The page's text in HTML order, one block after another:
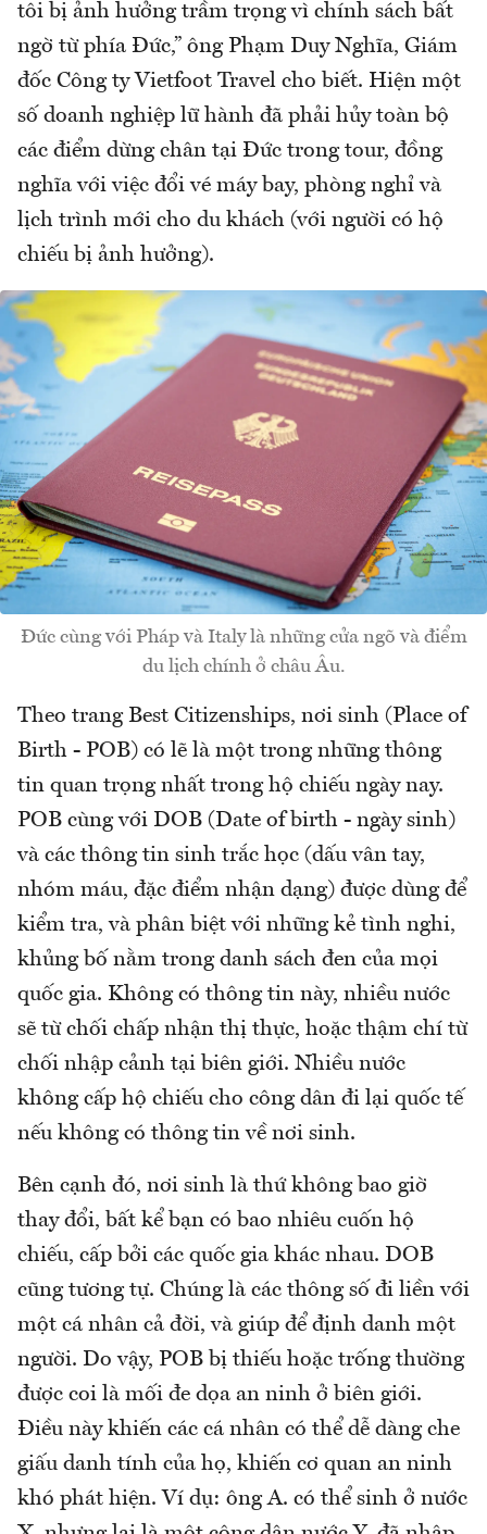
tôi bị ảnh hưởng trầm trọng vì chính sách bất
ngờ từ phía Đức,” ông Phạm Duy Nghĩa, Giám
đốc Công ty Vietfoot Travel cho biết. Hiện một
số doanh nghiệp lữ hành đã phải hủy toàn bộ
các điểm dừng chân tại Đức trong tour, đồng
nghĩa với việc đổi vé máy bay, phòng nghỉ và
lịch trình mới cho du khách (với người có hộ
chiếu bị ảnh hưởng).
Đức cùng với Pháp và Italy là những cửa ngõ và điểm
du lịch chính ở châu Âu.
Theo trang Best Citizenships, nơi sinh (Place of
Birth - POB) có lẽ là một trong những thông
tin quan trọng nhất trong hộ chiếu ngày nay.
POB cùng với DOB (Date of birth - ngày sinh)
và các thông tin sinh trắc học (dấu vân tay,
nhóm máu, đặc điểm nhận dạng) được dùng để
kiểm tra, và phân biệt với những kẻ tình nghi,
khủng bố nằm trong danh sách đen của mọi
quốc gia. Không có thông tin này, nhiều nước
sẽ từ chối chấp nhận thị thực, hoặc thậm chí từ
chối nhập cảnh tại biên giới. Nhiều nước
không cấp hộ chiếu cho công dân đi lại quốc tế
nếu không có thông tin về nơi sinh.
Bên cạnh đó, nơi sinh là thứ không bao giờ
thay đổi, bất kể bạn có bao nhiêu cuốn hộ
chiếu, cấp bởi các quốc gia khác nhau. DOB
cũng tương tự. Chúng là các thông số đi liền với
một cá nhân cả đời, và giúp để định danh một
người. Do vậy, POB bị thiếu hoặc trống thường
được coi là mối đe dọa an ninh ở biên giới.
Điều này khiến các cá nhân có thể dễ dàng che
giấu danh tính của họ, khiến cơ quan an ninh
khó phát hiện. Ví dụ: ông A. có thể sinh ở nước